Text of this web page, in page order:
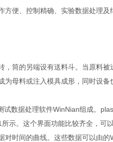
便、控制精确、实验数据处理
筒的另端设有送料斗。当原料
母料或注入模具成形，同时设
数据处理软件WinNian组成。
示。这个界面功能比较齐全，可
时间的曲线。这些数据可以由的